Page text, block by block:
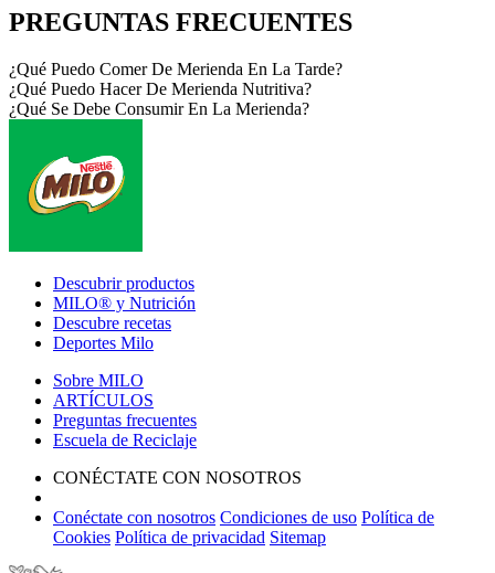
PREGUNTAS FRECUENTES
¿Qué Puedo Comer De Merienda En La Tarde?
¿Qué Puedo Hacer De Merienda Nutritiva?
¿Qué Se Debe Consumir En La Merienda?
Footer
Descubrir productos
MILO® y Nutrición
Descubre recetas
Deportes Milo
Sobre MILO
ARTÍCULOS
Preguntas frecuentes
Escuela de Reciclaje
CONÉCTATE CON NOSOTROS
Conéctate con nosotros Condiciones de uso Política de
Cookies Política de privacidad Sitemap